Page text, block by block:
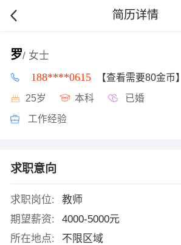
简历详情
罗/ 女士
188****0615 【查看需要80金币】
25岁 本科 已婚
工作经验
求职意向
求职岗位:
教师
期望薪资:
4000-5000元
所在地点:
不限区域